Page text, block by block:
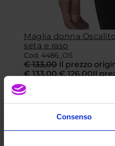
Consenso
Maglia donna
seta e raso
Cod. 4486_OS
€133,00 Il prezzo
€ 133,00.€126,00Il
-4%